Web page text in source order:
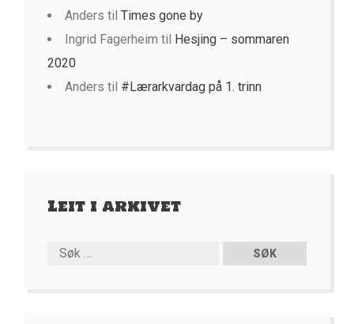
Anders til Times gone by
Ingrid Fagerheim til Hesjing – sommaren
2020
Anders til #Lærarkvardag på 1. trinn
Leit i arkivet